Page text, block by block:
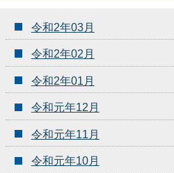
令和2年03月
令和2年02月
令和2年01月
令和元年12月
令和元年11月
令和元年10月